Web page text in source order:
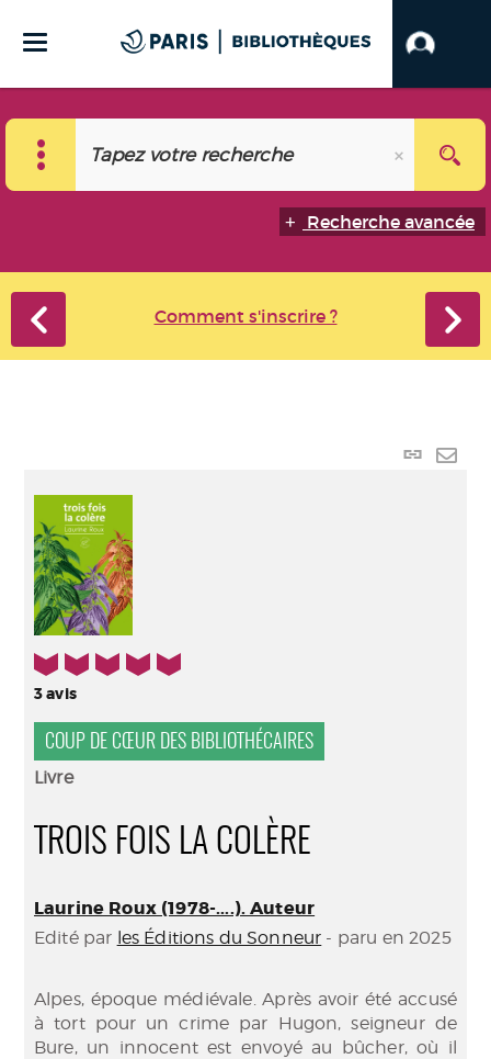
Recherche avancée
Comment s'inscrire ?
Lien
5/5
3avis
COUP DE CŒUR DES BIBLIOTHÉCAIRES
Livre
TROIS FOIS LA COLÈRE
Laurine Roux (1978-....). Auteur
Edité par les Éditions du Sonneur - paru en 2025
Alpes, époque médiévale. Après avoir été accusé
à tort pour un crime par Hugon, seigneur de
Bure, un innocent est envoyé au bûcher, où il